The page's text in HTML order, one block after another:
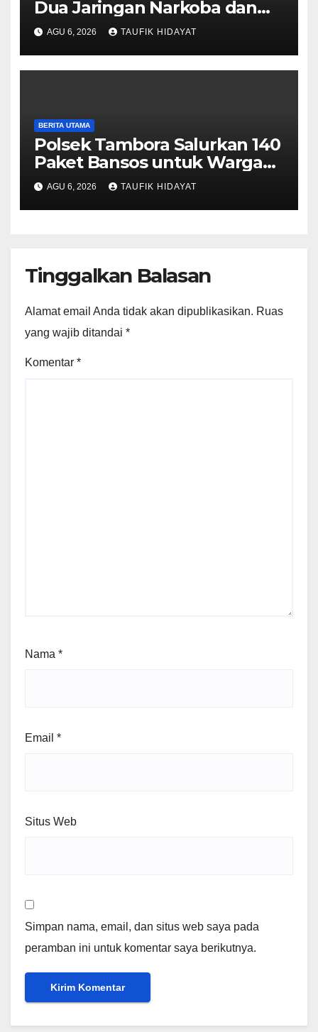
Dua Jaringan Narkoba dan
Obat Keras, Sita Puluhan Ribu
Pil, 1,1 Kg Sabu hingga Vape
Etomidate
AGU 6, 2026 TAUFIK HIDAYAT
BERITA UTAMA
Polsek Tambora Salurkan 140
Paket Bansos untuk Warga
Slum Area, Wujud
Kepedulian Sambut HUT ke-
81 RI
AGU 6, 2026 TAUFIK HIDAYAT
Tinggalkan Balasan
Alamat email Anda tidak akan dipublikasikan. Ruas
yang wajib ditandai *
Komentar *
Nama *
Email *
Situs Web
Simpan nama, email, dan situs web saya pada
peramban ini untuk komentar saya berikutnya.